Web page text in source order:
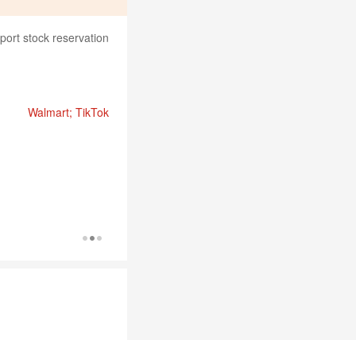
stock reservation
Walmart; TikTok